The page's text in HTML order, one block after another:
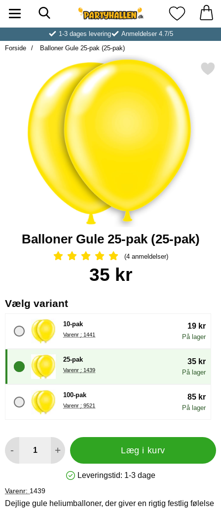
Startside for Partyhallen AB Mine
1-3 dages levering
Anmeldelser 4.7/5
Forside
Balloner Gule 25-pak (25-pak)
Markér balloner Gule 25-
Balloner Gule 25-pak (25-pak)
Anmeldelser: 5 Stjerne, Spring til
(4 anmeldelser)
Køb dette produkt Balloner Gule 25-pak
pris
35 kr
Vælg variant, (Valg af en ny radioknap vil
10-pak
Varenr : 1441
19 kr
På lager
25-pak
Varenr : 1439
35 kr
På lager
100-pak
Varenr : 9521
85 kr
På lager
- + Læg i kurv
Produkttilgængelighed: På lager
Leveringstid: 1-3 dage
Varenr: 1439
Dejlige gule heliumballoner, der giver en rigtig festlig følelse